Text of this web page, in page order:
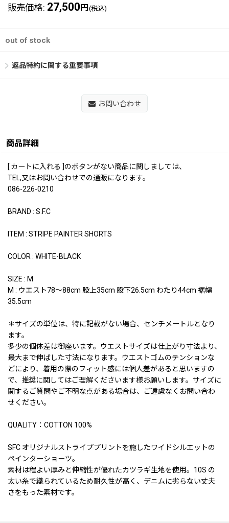
販売価格: 27,500 円 (税込)
out of stock
返品特約に関する重要事項
お問い合わせ
商品詳細
[ カートに入れる ]のボタンがない商品に関しましては、
TEL,又はお問い合わせでの通販になります。
086-226-0210
BRAND : S.F.C
ITEM : STRIPE PAINTER SHORTS
COLOR : WHITE-BLACK
SIZE : M
M : ウエスト78〜88cm 股上35cm 股下26.5cm わたり44cm 裾幅
35.5cm
＊サイズの単位は、特に記載がない場合、センチメートルとなり
ます。
多少の個体差は御座います。ウエストサイズは仕上がり寸法より、
最大まで伸ばした寸法になります。ウエストゴムのテンションな
どにより、着用の際のフィット感には個人差があると思いますの
で、推奨に関してはご理解くださいます様お願いします。サイズに
関するご質問やご不明な点がある場合は、ご遠慮なくお問い合わ
せください。
QUALITY：COTTON 100%
SFC オリジナルストライププリントを施したワイドシルエットの
ペインターショーツ。
素材は程よい厚みと伸縮性が優れたカツラギ生地を使用。10S の
太い糸で織られているため耐久性が高く、デニムに劣らない丈夫
さをもった素材です。